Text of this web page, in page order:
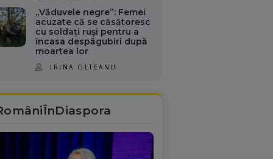
„Văduvele negre”: Femei
acuzate că se căsătoresc
cu soldați ruși pentru a
încasa despăgubiri după
moartea lor
IRINA OLTEANU